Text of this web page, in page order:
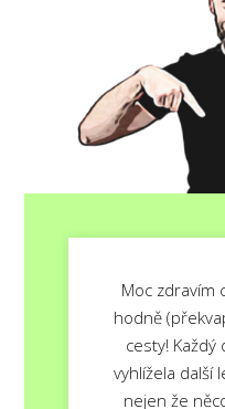
Moc zdravím
hodně
cesty!
vyhlížela další
nejen že